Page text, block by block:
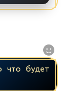
что будет